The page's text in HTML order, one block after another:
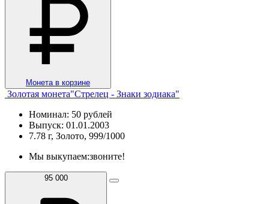
Монета в корзине
Золотая монета"Стрелец - Знаки зодиака"
Номинал: 50 рублей
Выпуск: 01.01.2003
7.78 г, Золото, 999/1000
Мы выкупаем:звоните!
95 000